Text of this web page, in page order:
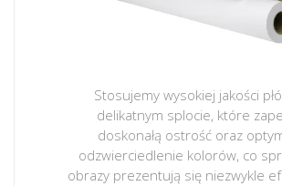
Stosujemy wysokiej jakości
delikatnym splocie, które
doskonałą ostrość oraz
odzwierciedlenie kolorów, co
obrazy prezentują się niezwykle